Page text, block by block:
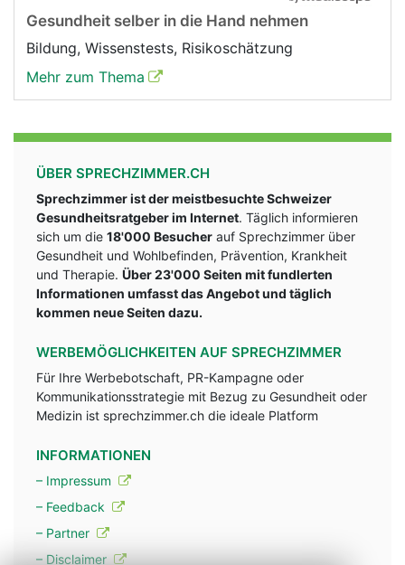
Gesundheit selber in die Hand nehmen
Bildung, Wissenstests, Risikoschätzung
Mehr zum Thema
ÜBER SPRECHZIMMER.CH
Sprechzimmer ist der meistbesuchte Schweizer
Gesundheitsratgeber im Internet. Täglich informieren
sich um die 18'000 Besucher auf Sprechzimmer über
Gesundheit und Wohlbefinden, Prävention, Krankheit
und Therapie. Über 23'000 Seiten mit fundlerten
Informationen umfasst das Angebot und täglich
kommen neue Seiten dazu.
WERBEMÖGLICHKEITEN AUF SPRECHZIMMER
Für Ihre Werbebotschaft, PR-Kampagne oder
Kommunikationsstrategie mit Bezug zu Gesundheit oder
Medizin ist sprechzimmer.ch die ideale Platform
INFORMATIONEN
– Impressum
– Feedback
– Partner
– Disclaimer